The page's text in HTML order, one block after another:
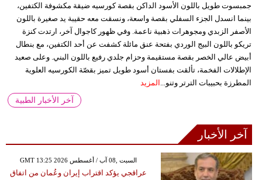
جمبسوت طويل باللون الأسود الداكن بقصة كورسيه ضيقة مكشوفة الكتفين،
بينما انسدل الجزء السفلي بقصة واسعة، ونسقت معه حقيبة يد صغيرة باللون
الأصفر الزبدي ومجوهرات ذهبية ناعمة. وفي ظهور كاجوال آخر، ارتدت كنزة
تريكو باللون البيج الوردي بفتحة عنق مائلة كشفت عن أحد الكتفين، مع بنطال
أبيض عالي الخصر بقصة مستقيمة وحزام جلدي رفيع باللون البني. وعلى صعيد
الإطلالات الفخمة، تألقت بفستان أسود طويل تميز بقصّة الكورسيه العلوية
المطرزة بحبيبات الترتر وتنو... المزيد
آخر الأخبار الطبية
آخر الأخبار
GMT 13:25 2026 السبت ,08 آب / أغسطس
عراقجي يؤكد اقتراب إيران وعُمان من اتفاق